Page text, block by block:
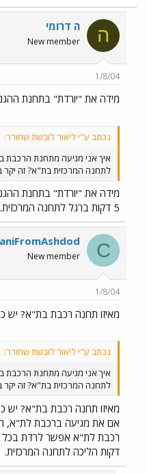
ה ה דרומי
New member
1/8/04
מידה את "יורדת" בתחנת
נכתב ע"י ליאור לובשת שחורר:
איך אני מגיעה מתחנת הרכבת
לתחנה המרכזית בת"א? זה יקר
מידה את "יורדת" בתחנת
5 דקות ברגל לתחנה המרכזית.
C
New member
1/8/04
מאיזו תחנה רכבת בת"א? יש
נכתב ע"י ליאור לובשת שחורר:
איך אני מגיעה מתחנת הרכבת
לתחנה המרכזית בת"א? זה יקר
מאיזו תחנה רכבת בת"א? יש
אם את מגיעה ברכבת לת"א,
רכבת לת"א אפשר לרדת בכל
דקות הליכה לתחנה המרכזית.